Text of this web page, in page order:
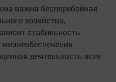
важна бесперебойная
хозяйства,
стабильность
деятельность всех